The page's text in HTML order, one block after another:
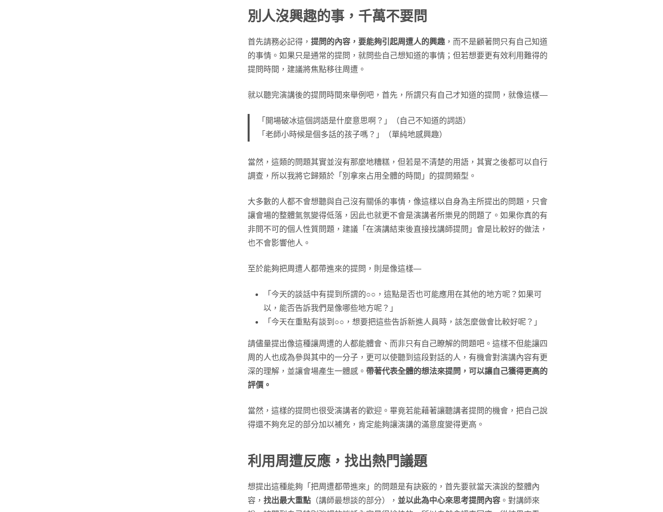
別人沒興趣的事，千萬不要問
首先請務必記得， 提問的內容，要能夠引起周遭人的興趣 ，而不是顧著問只有自己知道
的事情。如果只是通常的提問，就問些自己想知道的事情；但若想要更有效利用難得的
提問時間，建議將焦點移往周遭。
就以聽完演講後的提問時間來舉例吧，首先，所謂只有自己才知道的提問，就像這樣—
「開場破冰這個詞語是什麼意思啊？」（自己不知道的詞語）
「老師小時候是個多話的孩子嗎？」（單純地感興趣）
當然，這類的問題其實並沒有那麼地糟糕，但若是不清楚的用語，其實之後都可以自行
調查，所以我將它歸類於「別拿來占用全體的時間」的提問類型。
大多數的人都不會想聽與自己沒有關係的事情，像這樣以自身為主所提出的問題，只會
讓會場的整體氣氛變得低落，因此也就更不會是演講者所樂見的問題了。如果你真的有
非問不可的個人性質問題，建議「在演講結束後直接找講師提問」會是比較好的做法，
也不會影響他人。
至於能夠把周遭人都帶進來的提問，則是像這樣—
「今天的談話中有提到所謂的○○，這點是否也可能應用在其他的地方呢？如果可
以，能否告訴我們是像哪些地方呢？」
「今天在重點有談到○○，想要把這些告訴新進人員時，該怎麼做會比較好呢？」
請儘量提出像這種讓周遭的人都能體會、而非只有自己瞭解的問題吧。這樣不但能讓四
周的人也成為參與其中的一分子，更可以使聽到這段對話的人，有機會對演講內容有更
深的理解，並讓會場產生一體感。 帶著代表全體的想法來提問，可以讓自己獲得更高的
評價。
當然，這樣的提問也很受演講者的歡迎。畢竟若能藉著讓聽講者提問的機會，把自己說
得還不夠充足的部分加以補充，肯定能夠讓演講的滿意度變得更高。
利用周遭反應，找出熱門議題
想提出這種能夠「把周遭都帶進來」的問題是有訣竅的，首先要就當天演說的整體內
容， 找出最大重點 （講師最想談的部分）， 並以此為中心來思考提問內容 。對講師來